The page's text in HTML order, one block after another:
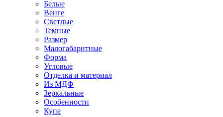
Белые
Венге
Светлые
Темные
Размер
Малогабаритные
Форма
Угловые
Отделка и материал
Из МДФ
Зеркальные
Особенности
Купе